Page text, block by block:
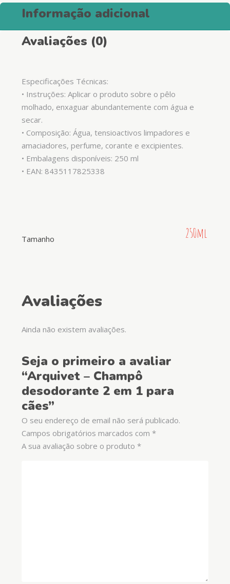
Informação adicional
Avaliações (0)
Especificações Técnicas:
• Instruções: Aplicar o produto sobre o pêlo
molhado, enxaguar abundantemente com água e
secar.
• Composição: Água, tensioactivos limpadores e
amaciadores, perfume, corante e excipientes.
• Embalagens disponíveis: 250 ml
• EAN: 8435117825338
Tamanho 250ml
Avaliações
Ainda não existem avaliações.
Seja o primeiro a avaliar
“Arquivet – Champô
desodorante 2 em 1 para
cães”
O seu endereço de email não será publicado.
Campos obrigatórios marcados com *
A sua avaliação sobre o produto *